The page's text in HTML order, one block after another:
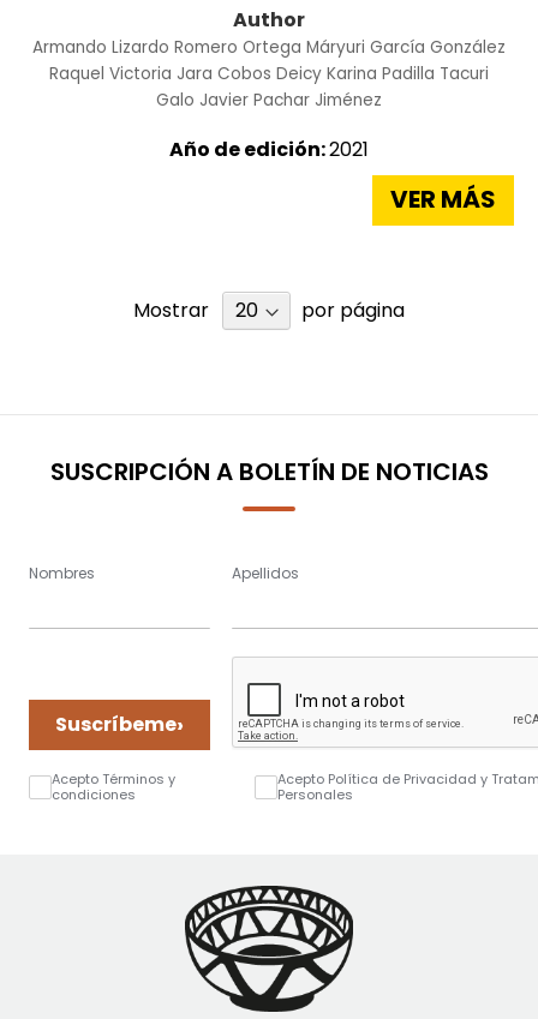
Author
Armando Lizardo Romero Ortega Máryuri García González
Raquel Victoria Jara Cobos Deicy Karina Padilla Tacuri
Galo Javier Pachar Jiménez
Año de edición:2021
VER MÁS
Mostrar por página
SUSCRIPCIÓN A BOLETÍN DE NOTICIAS
Nombres Apellidos
Suscríbeme›
Acepto Términos y
condiciones
Acepto Política de Privacidad y
Personales